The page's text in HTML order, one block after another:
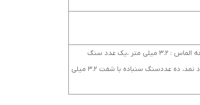
40 عدد لوازم جانبی ( یک عدد شفت سنباده : 3.2 میلی متر ، دو عدد سنبه : 3.2 میلی متر ،دو عدد مته : 2.3/3.2 میلی متر ، دو قطعه الماس : 3.2 میلی متر ،یک عدد سنگ
سنباده ، آچار ، دو عدد کولت : 2.3/3.2 میلی متر ،چهار عدد سنباده انگشتی ، هشت عدد سنگ برشی.، سه عدد کاغذ سنباده، چهار عدد نمد، ده عددسنگ سنباده با شفت 3.2 میلی